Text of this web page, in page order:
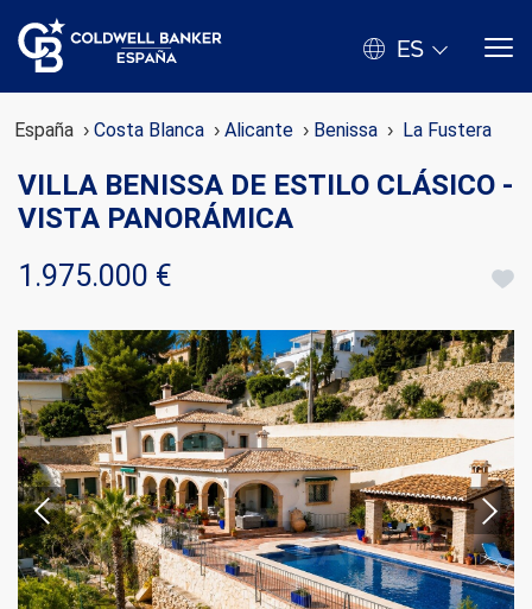
ES
España Costa Blanca Alicante Benissa La Fustera
VILLA BENISSA DE ESTILO CLÁSICO -
VISTA PANORÁMICA
1.975.000 €